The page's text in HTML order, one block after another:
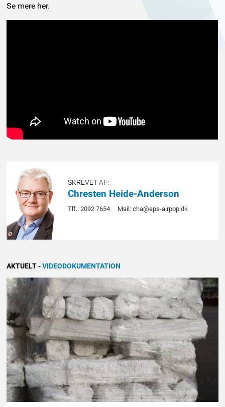
Se mere her.
SKREVET AF:
Chresten Heide-Anderson
Tlf.: 2092 7654 Mail: cha@eps-airpop.dk
AKTUELT-VIDEODOKUMENTATION
EPSBLOGGEN